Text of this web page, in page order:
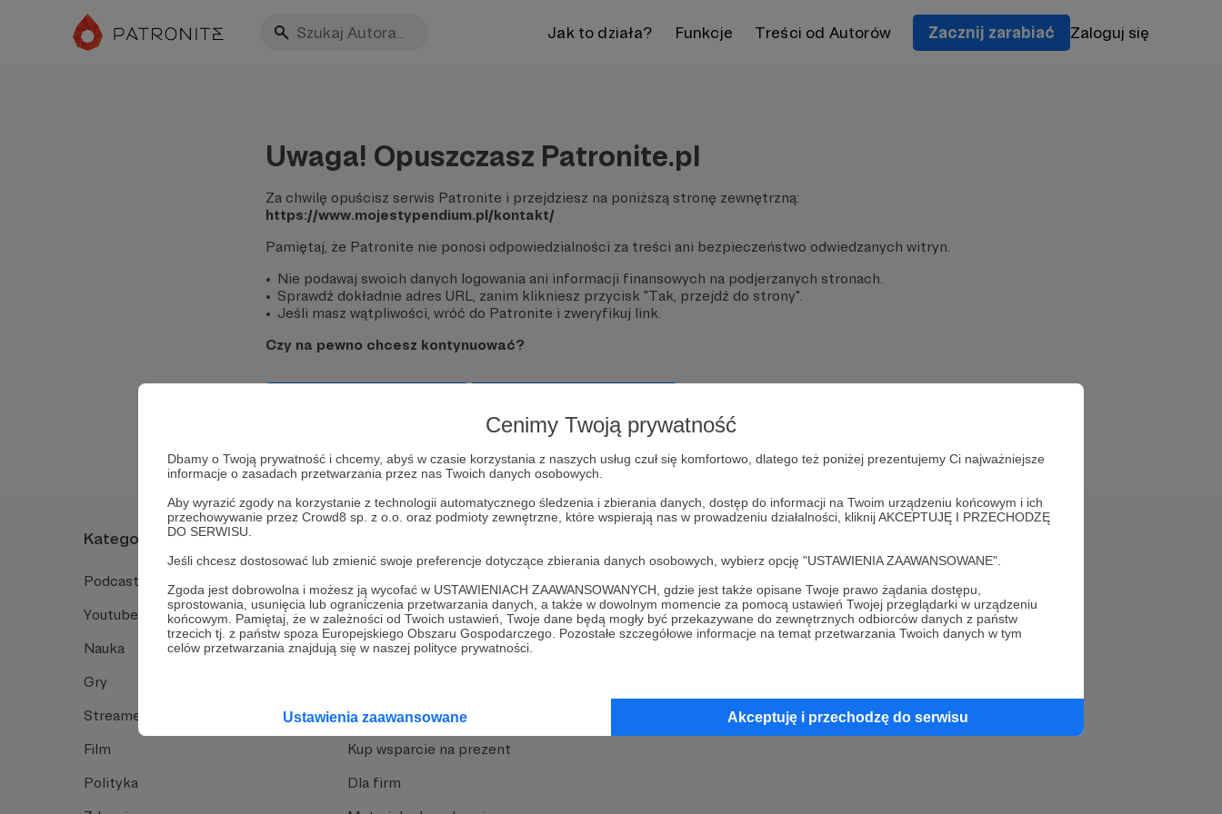
Cenimy Twoją prywatność
Dbamy o Twoją prywatność i chcemy, abyś w czasie korzystania z naszych usług czuł się komfortowo, dlatego też poniżej prezentujemy Ci najważniejsze
informacje o zasadach przetwarzania przez nas Twoich danych osobowych.
Aby wyrazić zgody na korzystanie z technologii automatycznego śledzenia i zbierania danych, dostęp do informacji na Twoim urządzeniu końcowym i ich
przechowywanie przez Crowd8 sp. z o.o. oraz podmioty zewnętrzne, które wspierają nas w prowadzeniu działalności, kliknij AKCEPTUJĘ I PRZECHODZĘ
DO SERWISU.
Jeśli chcesz dostosować lub zmienić swoje preferencje dotyczące zbierania danych osobowych, wybierz opcję "USTAWIENIA ZAAWANSOWANE".
Zgoda jest dobrowolna i możesz ją wycofać w USTAWIENIACH ZAAWANSOWANYCH, gdzie jest także opisane Twoje prawo żądania dostępu,
sprostowania, usunięcia lub ograniczenia przetwarzania danych, a także w dowolnym momencie za pomocą ustawień Twojej przeglądarki w urządzeniu
końcowym. Pamiętaj, że w zależności od Twoich ustawień, Twoje dane będą mogły być przekazywane do zewnętrznych odbiorców danych z państw
trzecich tj. z państw spoza Europejskiego Obszaru Gospodarczego. Pozostałe szczegółowe informacje na temat przetwarzania Twoich danych w tym
celów przetwarzania znajdują się w naszej polityce prywatności.
Ustawienia zaawansowane Akceptuję i przechodzę do serwisu
Jak to działa? Funkcje Treści od Autorów Zacznij zarabiać Zaloguj się
Uwaga! Opuszczasz Patronite.pl
Za chwilę opuścisz serwis Patronite i przejdziesz na poniższą stronę zewnętrzną:
https://www.mojestypendium.pl/kontakt/
Pamiętaj, że Patronite nie ponosi odpowiedzialności za treści ani bezpieczeństwo odwiedzanych witryn.
Nie podawaj swoich danych logowania ani informacji finansowych na podjerzanych stronach.
Sprawdź dokładnie adres URL, zanim klikniesz przycisk "Tak, przejdź do strony".
Jeśli masz wątpliwości, wróć do Patronite i zweryfikuj link.
Czy na pewno chcesz kontynuować?
Kategorie
Podcast
Youtube
Nauka
Gry
Streamerzy
Film
Polityka
Jak to działa
Funkcje Patronite
Dlaczego Patronite?
Opinie Twórców
Kup wsparcie na prezent
Dla firm
MCN Patronite
Suppi.pl
FAQ
Kontakt z zespołem Patronite